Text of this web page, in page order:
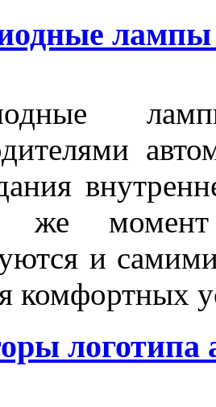
момент
и
комфортных
логотипа